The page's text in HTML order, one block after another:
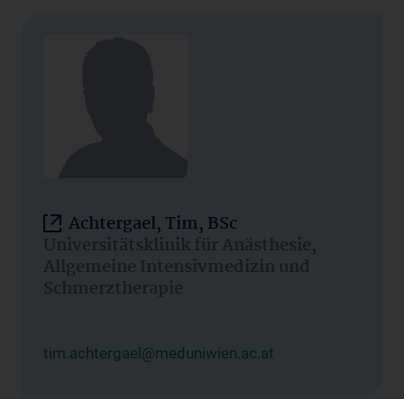
Achtergael, Tim, BSc
Universitätsklinik für Anästhesie,
Allgemeine Intensivmedizin und
Schmerztherapie
tim.achtergael@meduniwien.ac.at